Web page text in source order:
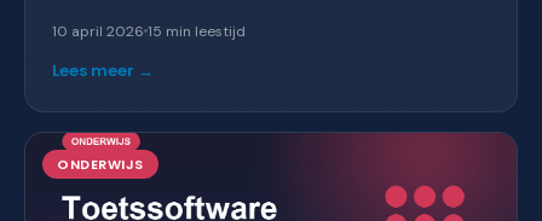
live monitoring fraude voorkomt, zonder het
vertrouwen te schaden.
10 april 2026 15 min leestijd
Lees meer →
ONDERWIJS